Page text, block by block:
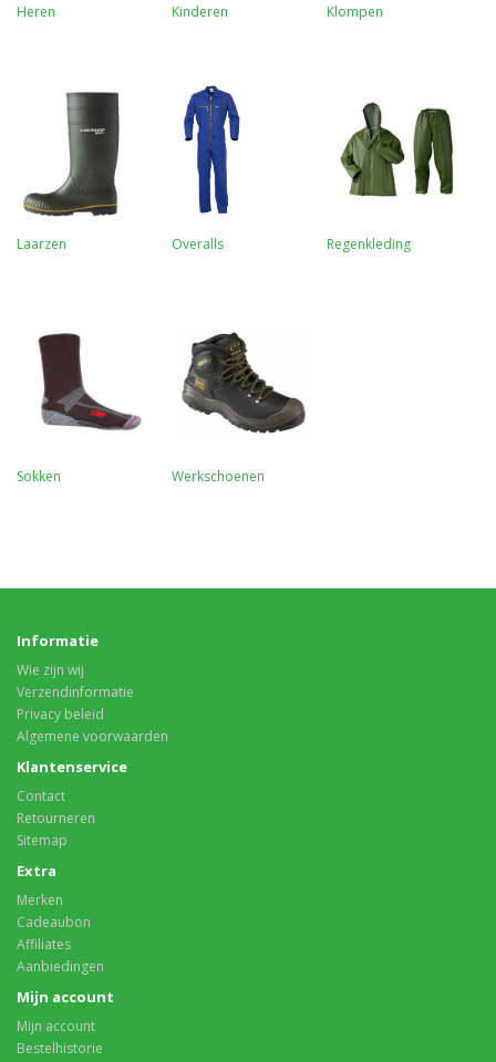
Heren Kinderen Klompen
Laarzen Overalls Regenkleding
Sokken Werkschoenen
Informatie
Wie zijn wij
Verzendinformatie
Privacy beleid
Algemene voorwaarden
Klantenservice
Contact
Retourneren
Sitemap
Extra
Merken
Cadeaubon
Affiliates
Aanbiedingen
Mijn account
Mijn account
Bestelhistorie